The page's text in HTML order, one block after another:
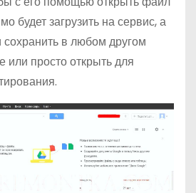
будет загрузить на сервис, а
в любом другом
просто открыть для